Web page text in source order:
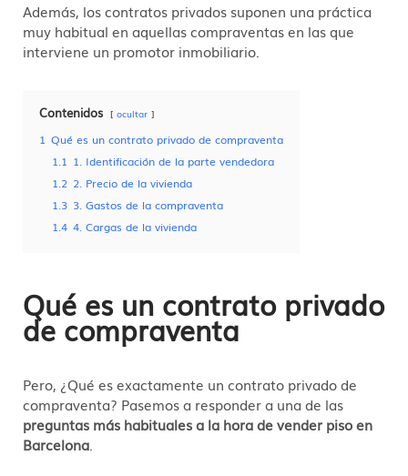
Además, los contratos privados suponen una práctica
muy habitual en aquellas compraventas en las que
interviene un promotor inmobiliario.
Contenidos ocultar
1 Qué es un contrato privado de compraventa
1.1 1. Identificación de la parte vendedora
1.2 2. Precio de la vivienda
1.3 3. Gastos de la compraventa
1.4 4. Cargas de la vivienda
Qué es un contrato privado
de compraventa
Pero, ¿Qué es exactamente un contrato privado de
compraventa? Pasemos a responder a una de las
preguntas más habituales a la hora de vender piso en
Barcelona